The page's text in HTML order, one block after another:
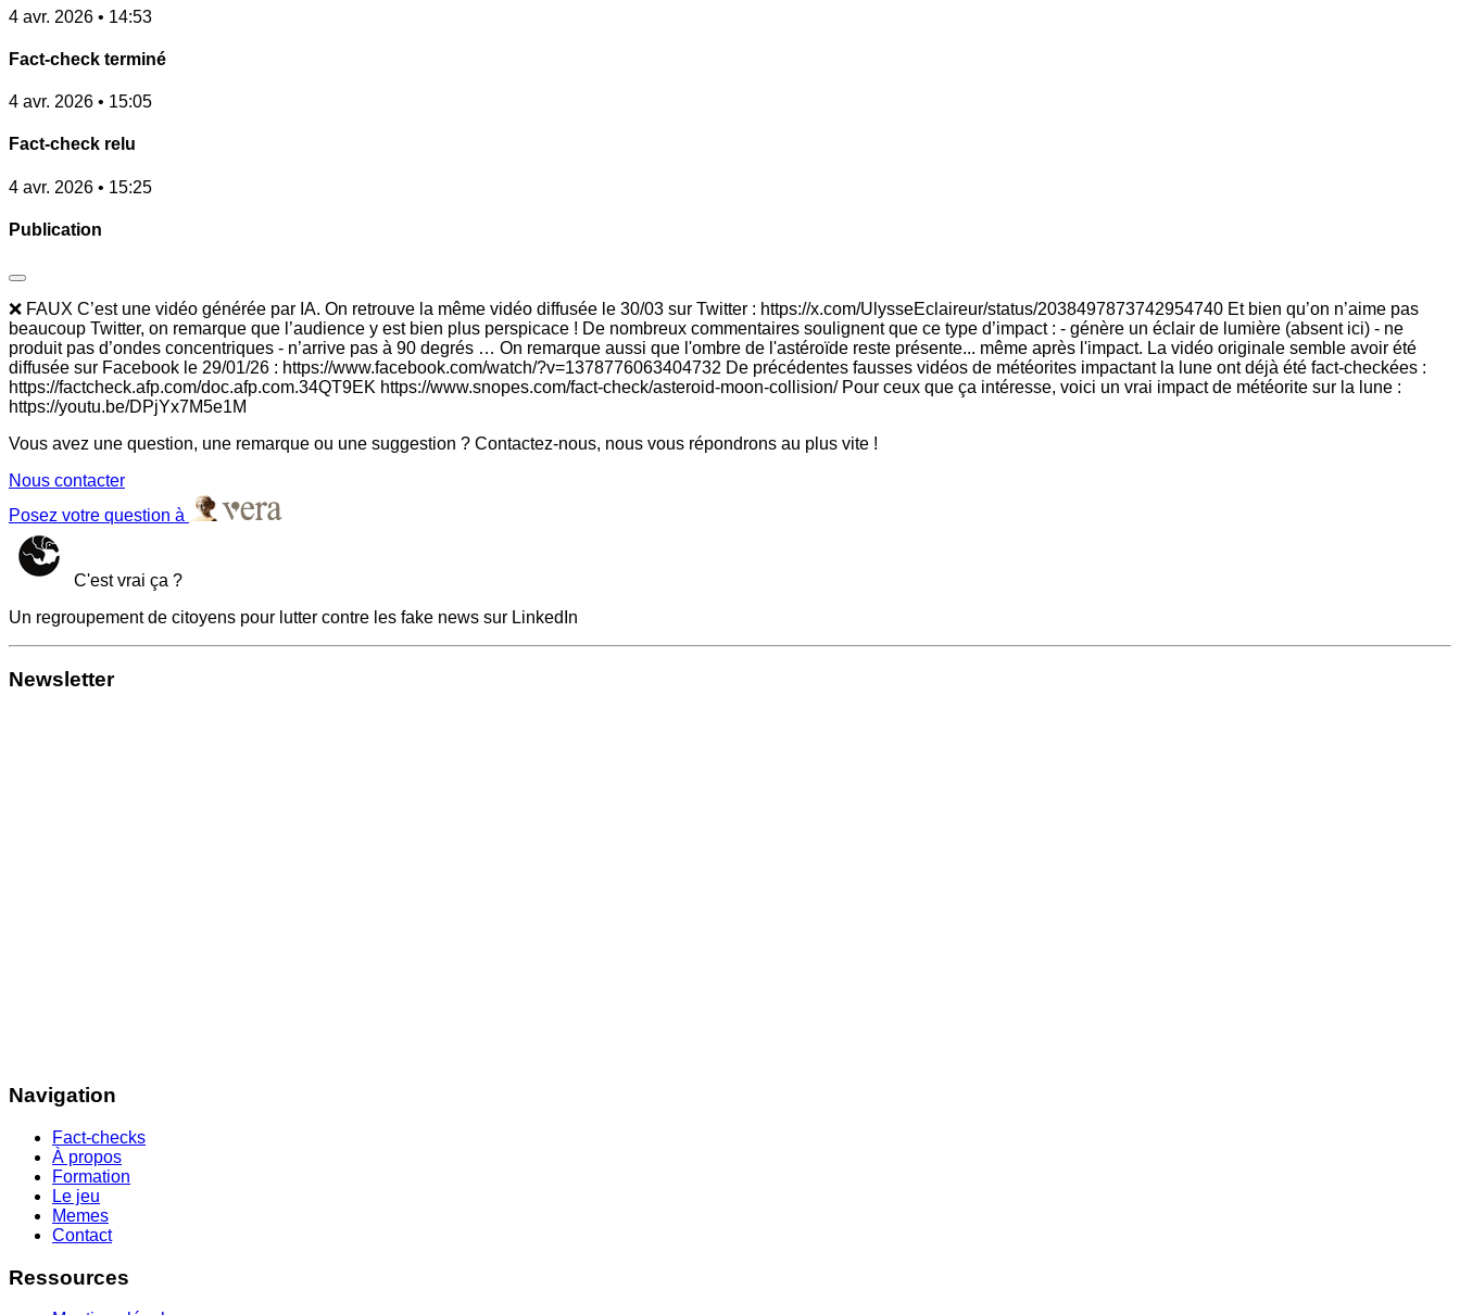
4 avr. 2026 • 14:53
Fact-check terminé
4 avr. 2026 • 15:05
Fact-check relu
4 avr. 2026 • 15:25
Publication
❌ FAUX C’est une vidéo générée par IA. On retrouve la même vidéo diffusée le 30/03 sur Twitter : https://x.com/UlysseEclaireur/status/2038497873742954740 Et bien qu’on n’aime pas
beaucoup Twitter, on remarque que l’audience y est bien plus perspicace ! De nombreux commentaires soulignent que ce type d’impact : - génère un éclair de lumière (absent ici) - ne
produit pas d’ondes concentriques - n’arrive pas à 90 degrés … On remarque aussi que l'ombre de l'astéroïde reste présente... même après l'impact. La vidéo originale semble avoir été
diffusée sur Facebook le 29/01/26 : https://www.facebook.com/watch/?v=1378776063404732 De précédentes fausses vidéos de météorites impactant la lune ont déjà été fact-checkées :
https://factcheck.afp.com/doc.afp.com.34QT9EK https://www.snopes.com/fact-check/asteroid-moon-collision/ Pour ceux que ça intéresse, voici un vrai impact de météorite sur la lune :
https://youtu.be/DPjYx7M5e1M
Vous avez une question, une remarque ou une suggestion ? Contactez-nous, nous vous répondrons au plus vite !
Nous contacter
Posez votre question à
C'est vrai ça ?
Un regroupement de citoyens pour lutter contre les fake news sur LinkedIn
Newsletter
Navigation
Fact-checks
À propos
Formation
Le jeu
Memes
Contact
Ressources